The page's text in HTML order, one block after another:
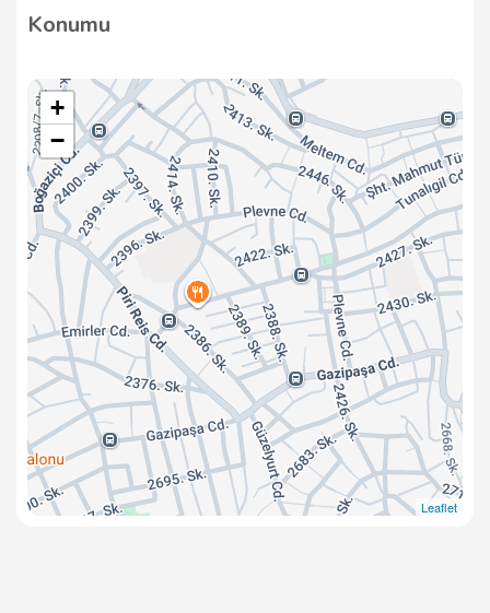
önlemler arasında kameralar, güvenlik alarm
Konumu
+
−
Leaflet